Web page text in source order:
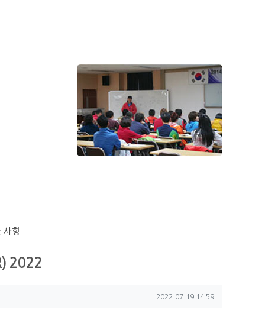
사항
2022
작성일
2022.07.19 14:59